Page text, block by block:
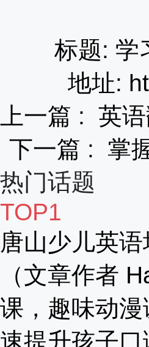
标题: 学
地址:
上一篇 : 英
下一篇 : 掌
热门话题
TOP1
唐山少儿英
（文章作者
课，趣味动
速提升孩子口